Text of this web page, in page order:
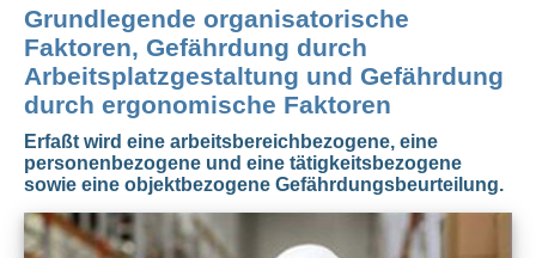
Grundlegende organisatorische
Faktoren, Gefährdung durch
Arbeitsplatzgestaltung und Gefährdung
durch ergonomische Faktoren
Erfaßt wird eine arbeitsbereichbezogene, eine
personenbezogene und eine tätigkeitsbezogene
sowie eine objektbezogene Gefährdungsbeurteilung.